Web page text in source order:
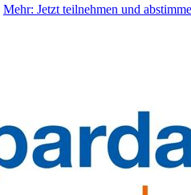
Mehr: Jetzt teilnehmen und